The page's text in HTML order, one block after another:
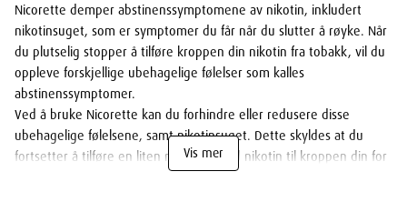
Nicorette demper abstinenssymptomene av nikotin, inkludert
nikotinsuget, som er symptomer du får når du slutter å røyke. Når
du plutselig stopper å tilføre kroppen din nikotin fra tobakk, vil du
oppleve forskjellige ubehagelige følelser som kalles
abstinenssymptomer.
Ved å bruke Nicorette kan du forhindre eller redusere disse
ubehagelige følelsene, samt nikotinsuget. Dette skyldes at du
fortsetter å tilføre en liten mengde med nikotin til kroppen din for
Vis mer